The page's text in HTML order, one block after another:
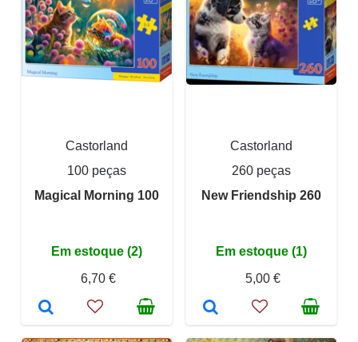
Castorland
100 peças
Magical Morning 100
Em estoque (2)
6,70 €
Castorland
260 peças
New Friendship 260
Em estoque (1)
5,00 €